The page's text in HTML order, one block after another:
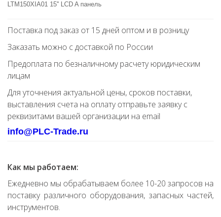
LTM150XIA01 15'' LCD A панель
Поставка под заказ от 15 дней оптом и в розницу
Заказать можно с доставкой по России
Предоплата по безналичному расчету юридическим
лицам
Для уточнения актуальной цены, сроков поставки,
выставления счета на оплату отправьте заявку с
реквизитами вашей организации на email
info@PLC-Trade.ru
Как мы работаем:
Ежедневно мы обрабатываем более 10-20 запросов на
поставку различного оборудования, запасных частей,
инструментов.